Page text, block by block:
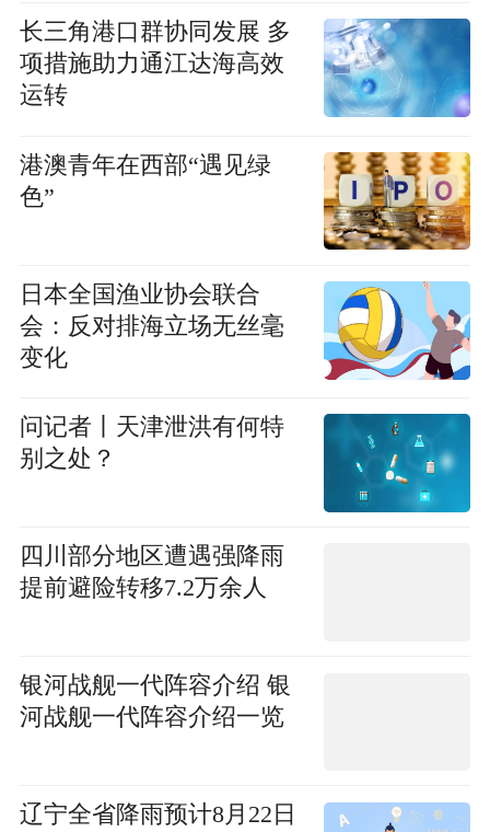
长三角港口群协同发展 多
项措施助力通江达海高效
运转
港澳青年在西部“遇见绿
色”
日本全国渔业协会联合
会：反对排海立场无丝毫
变化
问记者丨天津泄洪有何特
别之处？
四川部分地区遭遇强降雨
提前避险转移7.2万余人
银河战舰一代阵容介绍 银
河战舰一代阵容介绍一览
辽宁全省降雨预计8月22日